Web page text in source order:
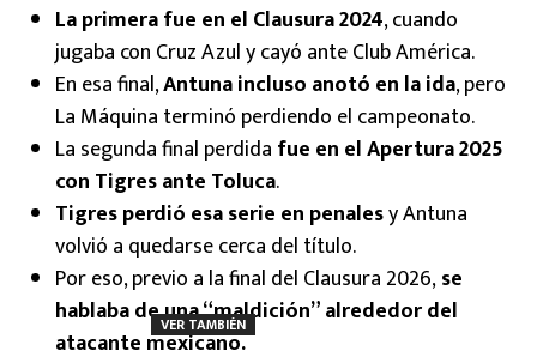
La primera fue en el Clausura 2024, cuando
jugaba con Cruz Azul y cayó ante Club América.
En esa final,Antuna incluso anotó en la ida, pero
La Máquina terminó perdiendo el campeonato.
La segunda final perdida fue en el Apertura 2025
con Tigres ante Toluca.
Tigres perdió esa serie en penalesy Antuna
volvió a quedarse cerca del título.
Por eso, previo a la final del Clausura 2026,se
hablaba de una “maldición” alrededor del
atacante mexicano.
VER TAMBIÉN